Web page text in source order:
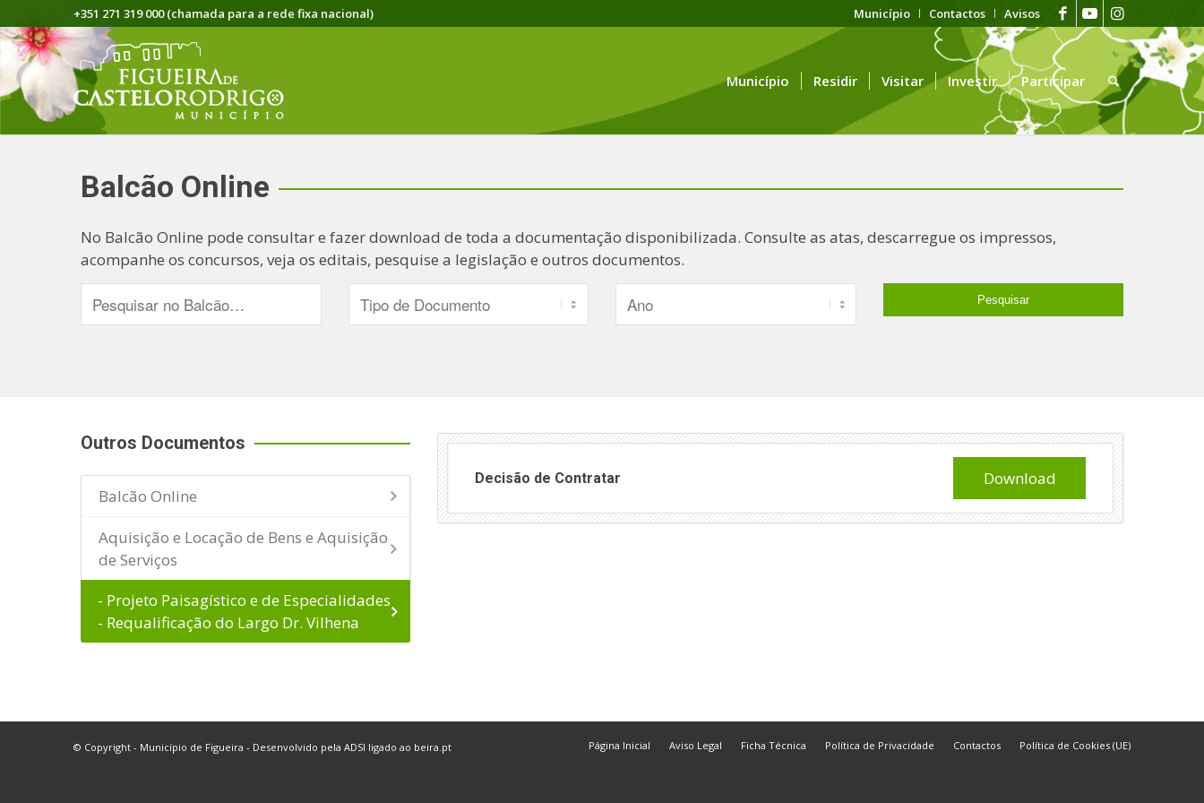
Município Contactos Avisos
+351 271 319 000 (chamada para a rede fixa nacional)
Município Residir Visitar Investir Participar
Balcão Online
No Balcão Online pode consultar e fazer download de toda a documentação disponibilizada. Consulte as atas, descarregue os impressos,
acompanhe os concursos, veja os editais, pesquise a legislação e outros documentos.
Outros Documentos
Balcão Online
Aquisição e Locação de Bens e Aquisição
de Serviços
- Projeto Paisagístico e de Especialidades
- Requalificação do Largo Dr. Vilhena
Decisão de Contratar Download
© Copyright - Município de Figueira - Desenvolvido pela ADSI ligado ao beira.pt Página Inicial Aviso Legal Ficha Técnica Política de Privacidade Contactos Política de Cookies (UE)